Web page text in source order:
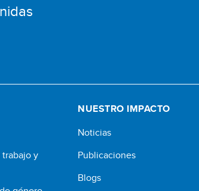
trabajo y
NUESTRO IMPACTO
Noticias
Publicaciones
Blogs